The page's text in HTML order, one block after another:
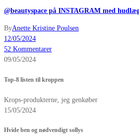
@beautyspace på INSTAGRAM med
ByAnette Kristine Poulsen
12/05/2024
52 Kommentarer
09/05/2024
Top-8 listen til kroppen
Krops-produkterne, jeg genkøber
15/05/2024
Hvide ben og nødvendigt sollys